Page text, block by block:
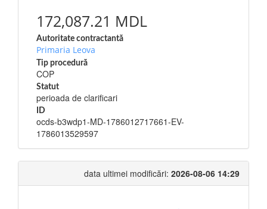
172,087.21 MDL
Autoritate contractantă
Primaria Leova
Tip procedură
COP
Statut
perioada de clarificari
ID
ocds-b3wdp1-MD-1786012717661-EV-
1786013529597
data ultimei modificări: 2026-08-06 14:29